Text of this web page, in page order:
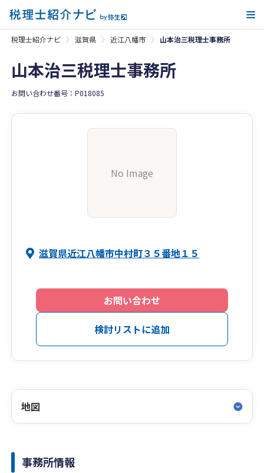
税理士紹介ナビ 滋賀県 近江八幡市 山本治三税理士事務所
山本治三税理士事務所
お問い合わせ番号：P018085
No Image
滋賀県近江八幡市中村町３５番地１５
お問い合わせ
検討リストに追加
地図
事務所情報